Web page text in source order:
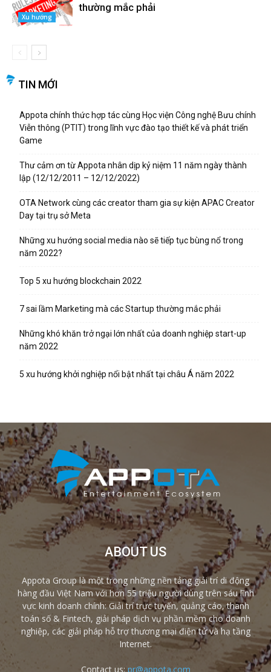
Xu hướng
thường mắc phải
TIN MỚI
Appota chính thức hợp tác cùng Học viện Công nghệ Bưu chính
Viễn thông (PTIT) trong lĩnh vực đào tạo thiết kế và phát triển
Game
Thư cảm ơn từ Appota nhân dịp kỷ niệm 11 năm ngày thành
lập (12/12/2011 – 12/12/2022)
OTA Network cùng các creator tham gia sự kiện APAC Creator
Day tại trụ sở Meta
Những xu hướng social media nào sẽ tiếp tục bùng nổ trong
năm 2022?
Top 5 xu hướng blockchain 2022
7 sai lầm Marketing mà các Startup thường mắc phải
Những khó khăn trở ngại lớn nhất của doanh nghiệp start-up
năm 2022
5 xu hướng khởi nghiệp nổi bật nhất tại châu Á năm 2022
ABOUT US
Appota Group là một trong những nền tảng giải trí di động
hàng đầu Việt Nam với hơn 55 triệu người dùng trên sáu lĩnh
vực kinh doanh chính: Giải trí trực tuyến, quảng cáo, thanh
toán số & Fintech, giải pháp dịch vụ phần mềm cho doanh
nghiệp, các giải pháp hỗ trợ thương mại điện tử và hạ tầng
Internet.
Contact us: pr@appota.com